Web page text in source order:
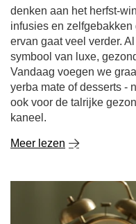
symbool van luxe,
Vandaag voegen we
yerba mate of desserts -
ook voor de talrijke
kaneel.
Meer lezen